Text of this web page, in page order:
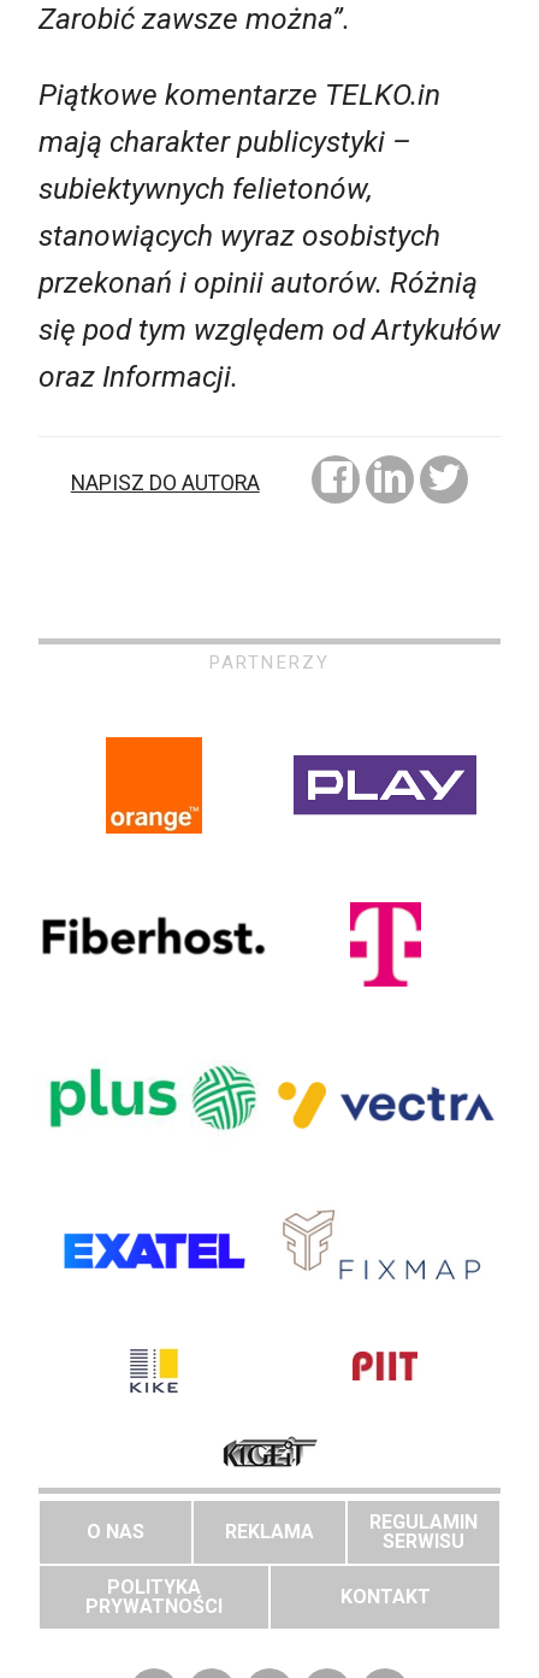
Zarobić zawsze można”.
Piątkowe komentarze TELKO.in
mają charakter publicystyki –
subiektywnych felietonów,
stanowiących wyraz osobistych
przekonań i opinii autorów. Różnią
się pod tym względem od Artykułów
oraz Informacji.
NAPISZ DO AUTORA
PARTNERZY
O NAS REKLAMA
REGULAMIN
SERWISU
POLITYKA
PRYWATNOŚCI
KONTAKT